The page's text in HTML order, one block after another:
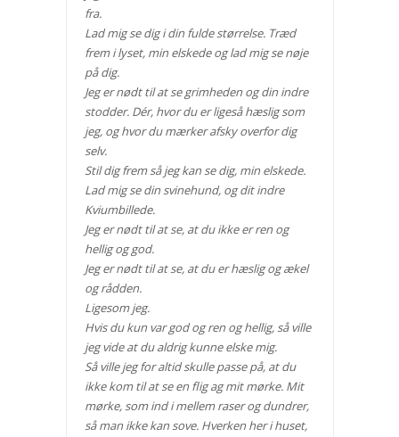
fra.
Lad mig se dig i din fulde størrelse. Træd
frem i lyset, min elskede og lad mig se nøje
på dig.
Jeg er nødt til at se grimheden og din indre
stodder. Dér, hvor du er ligeså hæslig som
jeg, og hvor du mærker afsky overfor dig
selv.
Stil dig frem så jeg kan se dig, min elskede.
Lad mig se din svinehund, og dit indre
Kviumbillede.
Jeg er nødt til at se, at du ikke er ren og
hellig og god.
Jeg er nødt til at se, at du er hæslig og ækel
og rådden.
Ligesom jeg.
Hvis du kun var god og ren og hellig, så ville
jeg vide at du aldrig kunne elske mig.
Så ville jeg for altid skulle passe på, at du
ikke kom til at se en flig ag mit mørke. Mit
mørke, som ind i mellem raser og dundrer,
så man ikke kan sove. Hverken her i huset,